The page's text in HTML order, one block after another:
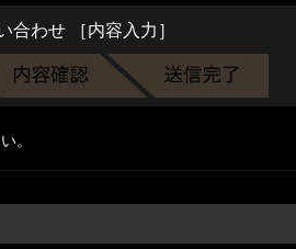
合わせ ［内容入力］
。